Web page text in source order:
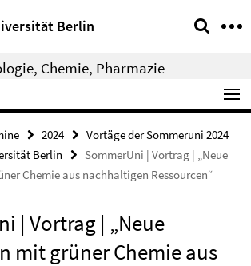
Berlin
Chemie, Pharmazie
2024
Vortäge der Sommeruni 2024
Berlin
SommerUni | Vortrag | „Neue
Chemie aus nachhaltigen Ressourcen“
| Vortrag | „Neue
mit grüner Chemie aus